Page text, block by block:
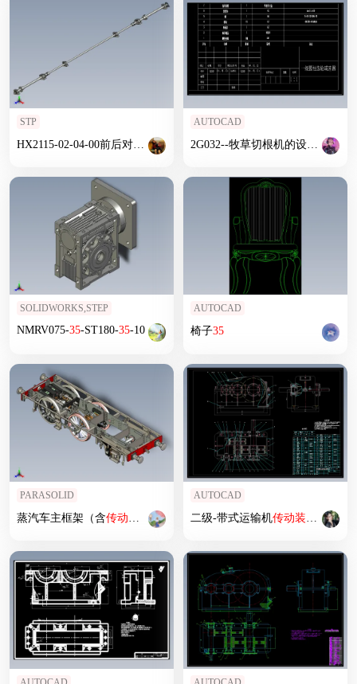
STP
HX2115-02-04-00前后对中 传动装置
AUTOCAD
2G032--牧草切根机的设计——
SOLIDWORKS,STEP
NMRV075-35-ST180-35-10
AUTOCAD
椅子35
PARASOLID
蒸汽车主框架（含传动装置 与发动机）
AUTOCAD
二级-带式运输机传动装置 （2）